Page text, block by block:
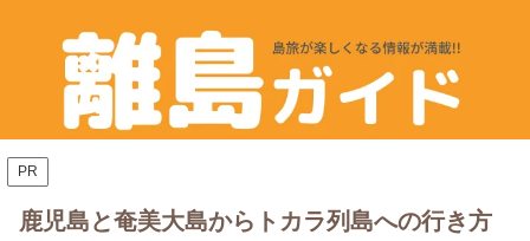
PR
鹿児島と奄美大島からトカラ列島への行き方